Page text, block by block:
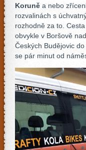
Koruně a nebo
rozvalinách s
rozhodně za to.
obvykle v Boršově
Českých Budějovic
se pár minut od